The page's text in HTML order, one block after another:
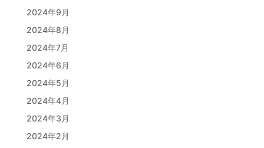
2024年9月
2024年8月
2024年7月
2024年6月
2024年5月
2024年4月
2024年3月
2024年2月